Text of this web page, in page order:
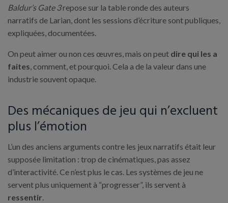
Baldur’s Gate 3repose sur la table ronde des auteurs
narratifs de Larian, dont les sessions d’écriture sont publiques,
expliquées, documentées.
On peut aimer ou non ces œuvres, mais on peut dire qui les a
faites, comment, et pourquoi. Cela a de la valeur dans une
industrie souvent opaque.
Des mécaniques de jeu qui n’excluent
plus l’émotion
L’un des anciens arguments contre les jeux narratifs était leur
supposée limitation : trop de cinématiques, pas assez
d’interactivité. Ce n’est plus le cas. Les systèmes de jeu ne
servent plus uniquement à “progresser”, ils servent à
ressentir.